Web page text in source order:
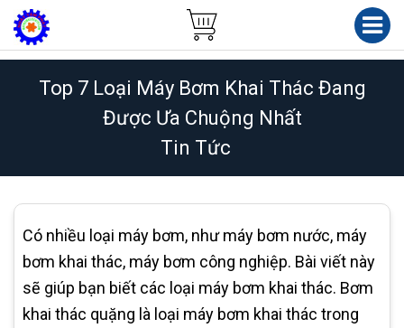
Top 7 Loại Máy Bơm Khai Thác Đang
Được Ưa Chuộng Nhất
Tin Tức
Có nhiều loại máy bơm, như máy bơm nước, máy
bơm khai thác, máy bơm công nghiệp. Bài viết này
sẽ giúp bạn biết các loại máy bơm khai thác. Bơm
khai thác quặng là loại máy bơm khai thác trong